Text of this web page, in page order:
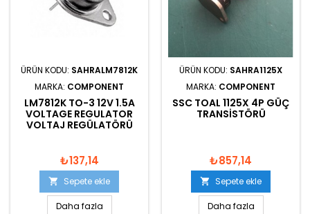
ÜRÜN KODU: SAHRALM7812K
MARKA: COMPONENT
LM7812K TO-3 12V 1.5A
VOLTAGE REGULATOR
VOLTAJ REGÜLATÖRÜ
₺137,14
 Sepete ekle
Daha fazla
ÜRÜN KODU: SAHRA1125X
MARKA: COMPONENT
SSC TOAL 1125X 4P GÜÇ
TRANSISTÖRÜ
₺857,14
 Sepete ekle
Daha fazla